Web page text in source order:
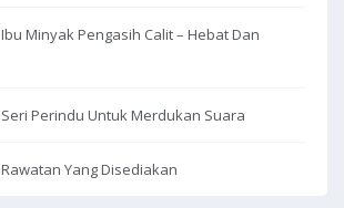
Ibu Minyak Pengasih Calit – Hebat Dan
Seri Perindu Untuk Merdukan Suara
Rawatan Yang Disediakan